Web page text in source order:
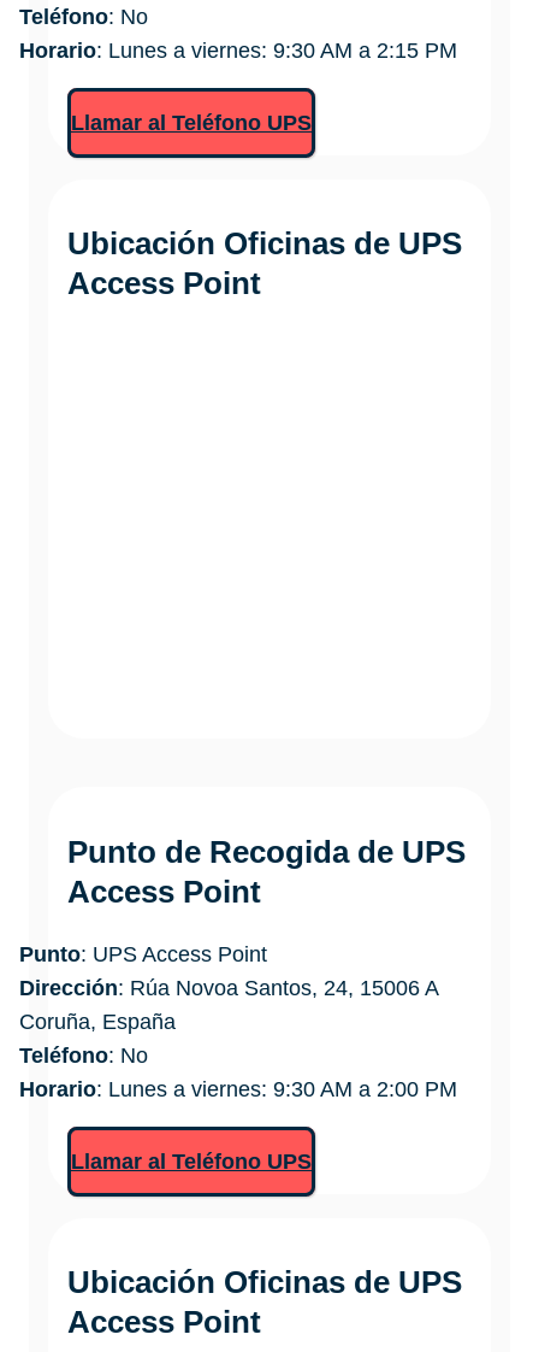
Teléfono: No
Horario: Lunes a viernes: 9:30 AM a 2:15 PM
Llamar al Teléfono UPS
Ubicación Oficinas de UPS
Access Point
Punto de Recogida de UPS
Access Point
Punto: UPS Access Point
Dirección: Rúa Novoa Santos, 24, 15006 A
Coruña, España
Teléfono: No
Horario: Lunes a viernes: 9:30 AM a 2:00 PM
Llamar al Teléfono UPS
Ubicación Oficinas de UPS
Access Point